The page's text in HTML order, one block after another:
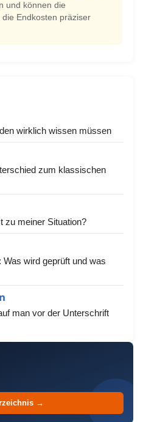
und können die
Endkosten präziser
wirklich wissen müssen
zum klassischen
zu meiner Situation?
wird geprüft und was
man vor der Unterschrift
→